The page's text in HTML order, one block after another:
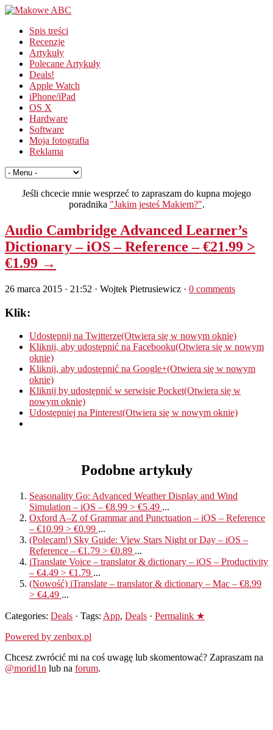
Spis treści
Recenzje
Artykuły
Polecane Artykuły
Deals!
Apple Watch
iPhone/iPad
OS X
Hardware
Software
Moja fotografia
Reklama
Jeśli chcecie mnie wesprzeć to zapraszam do kupna mojego
poradnika "Jakim jesteś Makiem?".
Audio Cambridge Advanced Learner’s
Dictionary – iOS – Reference – €21.99 >
€1.99 →
26 marca 2015 · 21:52 · Wojtek Pietrusiewicz · 0 comments
Klik:
Udostępnij na Twitterze(Otwiera się w nowym oknie)
Kliknij, aby udostępnić na Facebooku(Otwiera się w nowym
oknie)
Kliknij, aby udostępnić na Google+(Otwiera się w nowym
oknie)
Kliknij by udostępnić w serwisie Pocket(Otwiera się w
nowym oknie)
Udostępniej na Pinterest(Otwiera się w nowym oknie)
Podobne artykuły
Seasonality Go: Advanced Weather Display and Wind
Simulation – iOS – €8.99 > €5.49 ...
Oxford A–Z of Grammar and Punctuation – iOS – Reference
– €10.99 > €0.99 ...
(Polecam!) Sky Guide: View Stars Night or Day – iOS –
Reference – €1.79 > €0.89 ...
iTranslate Voice – translator & dictionary – iOS – Productivity
– €4.49 > €1.79 ...
(Nowość) iTranslate – translator & dictionary – Mac – €8.99
> €4.49 ...
Categories: Deals · Tags: App, Deals · Permalink ★
Powered by zenbox.pl
Chcesz zwrócić mi na coś uwagę lub skomentować? Zapraszam na
@morid1n lub na forum.